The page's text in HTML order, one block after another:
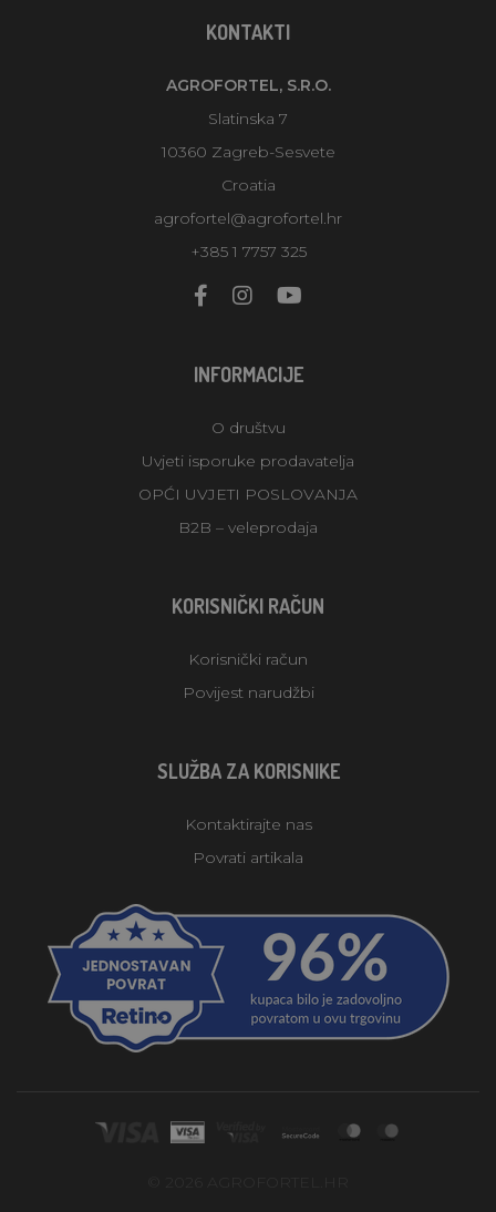
KONTAKTI
AGROFORTEL, S.R.O.
Slatinska 7
10360 Zagreb-Sesvete
Croatia
agrofortel@agrofortel.hr
+385 1 7757 325
INFORMACIJE
O društvu
Uvjeti isporuke prodavatelja
OPĆI UVJETI POSLOVANJA
B2B – veleprodaja
KORISNIČKI RAČUN
Korisnički račun
Povijest narudžbi
SLUŽBA ZA KORISNIKE
Kontaktirajte nas
Povrati artikala